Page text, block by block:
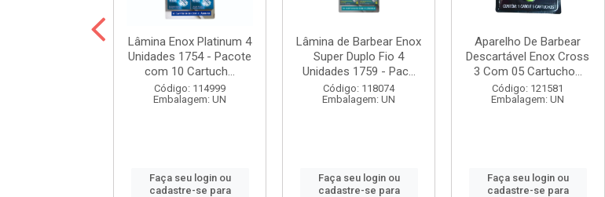
Lâmina Enox Platinum 4
Unidades 1754 - Pacote
com 10 Cartuch...
Código: 114999
Embalagem: UN
Faça seu login ou
cadastre-se para
Lâmina de Barbear Enox
Super Duplo Fio 4
Unidades 1759 - Pac...
Código: 118074
Embalagem: UN
Faça seu login ou
cadastre-se para
Aparelho De Barbear
Descartável Enox Cross
3 Com 05 Cartucho...
Código: 121581
Embalagem: UN
Faça seu login ou
cadastre-se para